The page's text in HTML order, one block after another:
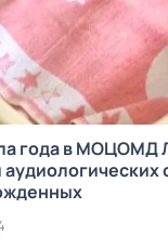
года в МОЦОМД
аудиологических